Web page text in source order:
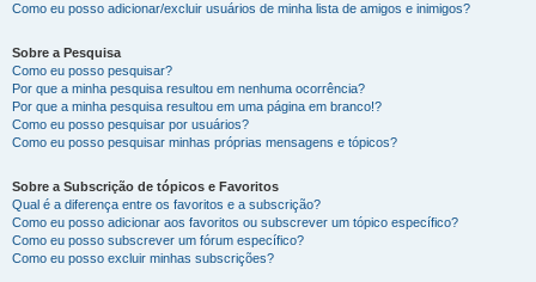
Como eu posso adicionar/excluir usuários de minha lista de amigos e inimigos?
Sobre a Pesquisa
Como eu posso pesquisar?
Por que a minha pesquisa resultou em nenhuma ocorrência?
Por que a minha pesquisa resultou em uma página em branco!?
Como eu posso pesquisar por usuários?
Como eu posso pesquisar minhas próprias mensagens e tópicos?
Sobre a Subscrição de tópicos e Favoritos
Qual é a diferença entre os favoritos e a subscrição?
Como eu posso adicionar aos favoritos ou subscrever um tópico específico?
Como eu posso subscrever um fórum específico?
Como eu posso excluir minhas subscrições?